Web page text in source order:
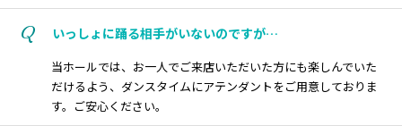
Q いっしょに踊る相手がいないのですが…
当ホールでは、お一人でご来店いただいた方にも楽しんでいた
だけるよう、ダンスタイムにアテンダントをご用意しておりま
す。ご安心ください。